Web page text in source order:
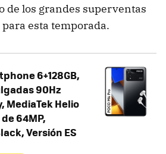
de los grandes superventas
para esta temporada.
6+128GB,
90Hz
MediaTek Helio
64MP,
Versión ES